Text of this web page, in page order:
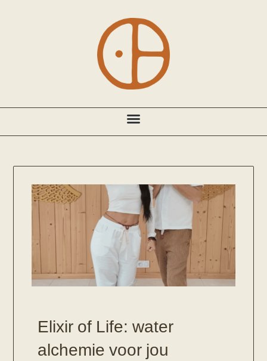
Elixir of Life: water
alchemie voor jou